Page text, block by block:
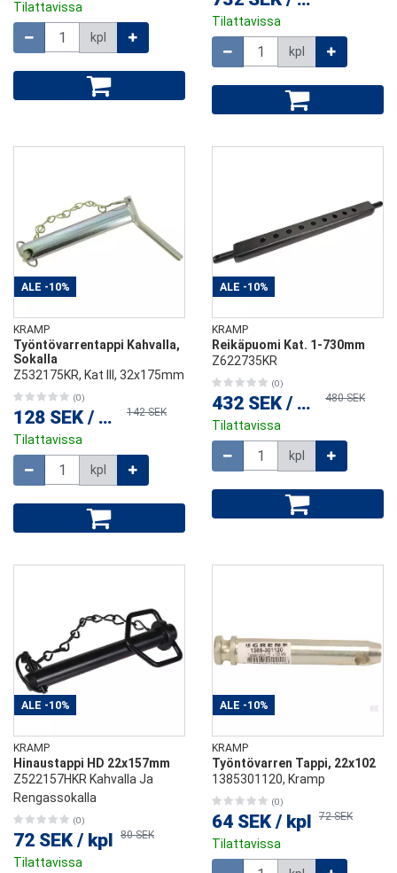
Tilattavissa
kpl
Tilattavissa
kpl
ALE -10%
KRAMP
Työntövarrentappi Kahvalla,
Sokalla
Z532175KR, Kat lll, 32x175mm
(0)
128 SEK / kpl 142 SEK
Tilattavissa
kpl
ALE -10%
KRAMP
Reikäpuomi Kat. 1-730mm
Z622735KR
(0)
432 SEK / kpl 480 SEK
Tilattavissa
kpl
ALE -10%
KRAMP
Hinaustappi HD 22x157mm
Z522157HKR Kahvalla Ja
Rengassokalla
(0)
72 SEK / kpl 80 SEK
Tilattavissa
ALE -10%
KRAMP
Työntövarren Tappi, 22x102
1385301120, Kramp
(0)
64 SEK / kpl 72 SEK
Tilattavissa